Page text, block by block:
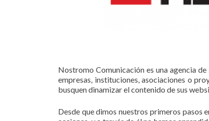
Nostromo Comunicación es una agencia de
empresas, instituciones, asociaciones o
busquen dinamizar el contenido de sus
Desde que dimos nuestros primeros pasos